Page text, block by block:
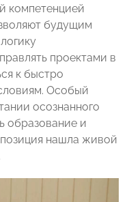
компетенцией
будущим
проектами в
к быстро
Особый
осознанного
образование и
нашла живой